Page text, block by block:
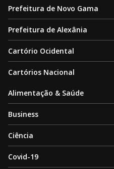
Prefeitura de Novo Gama
Prefeitura de Alexânia
Cartório Ocidental
Cartórios Nacional
Alimentação & Saúde
Business
Ciência
Covid-19